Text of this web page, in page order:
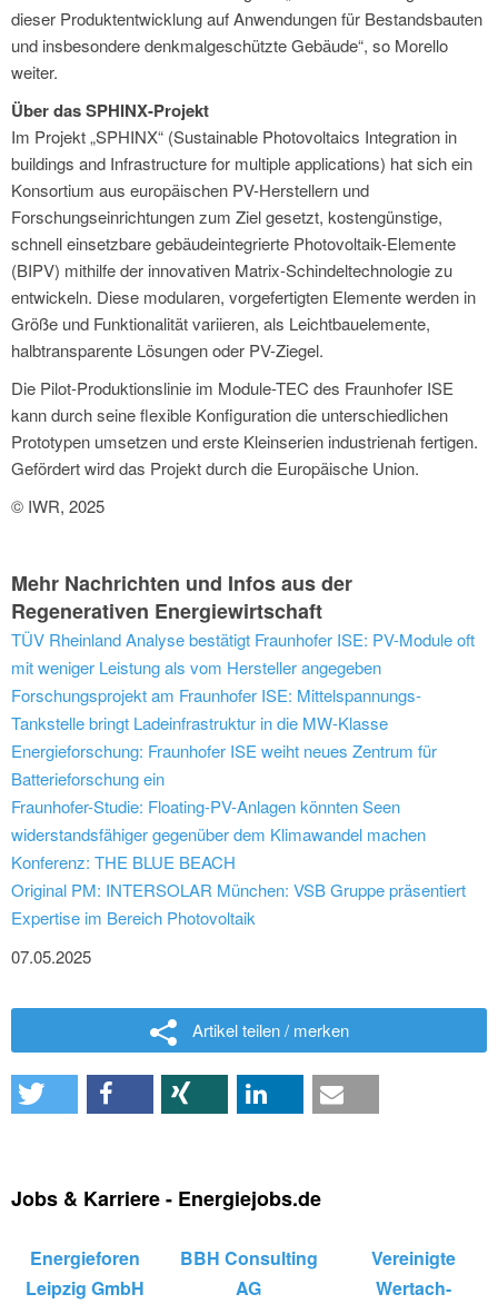
dieser Produktentwicklung auf Anwendungen für Bestandsbauten
und insbesondere denkmalgeschützte Gebäude“, so Morello
weiter.
Über das SPHINX-Projekt
Im Projekt „SPHINX“ (Sustainable Photovoltaics Integration in
buildings and Infrastructure for multiple applications) hat sich ein
Konsortium aus europäischen PV-Herstellern und
Forschungseinrichtungen zum Ziel gesetzt, kostengünstige,
schnell einsetzbare gebäudeintegrierte Photovoltaik-Elemente
(BIPV) mithilfe der innovativen Matrix-Schindeltechnologie zu
entwickeln. Diese modularen, vorgefertigten Elemente werden in
Größe und Funktionalität variieren, als Leichtbauelemente,
halbtransparente Lösungen oder PV-Ziegel.
Die Pilot-Produktionslinie im Module-TEC des Fraunhofer ISE
kann durch seine flexible Konfiguration die unterschiedlichen
Prototypen umsetzen und erste Kleinserien industrienah fertigen.
Gefördert wird das Projekt durch die Europäische Union.
© IWR, 2025
Mehr Nachrichten und Infos aus der
Regenerativen Energiewirtschaft
TÜV Rheinland Analyse bestätigt Fraunhofer ISE: PV-Module oft
mit weniger Leistung als vom Hersteller angegeben
Forschungsprojekt am Fraunhofer ISE: Mittelspannungs-
Tankstelle bringt Ladeinfrastruktur in die MW-Klasse
Energieforschung: Fraunhofer ISE weiht neues Zentrum für
Batterieforschung ein
Fraunhofer-Studie: Floating-PV-Anlagen könnten Seen
widerstandsfähiger gegenüber dem Klimawandel machen
Konferenz: THE BLUE BEACH
Original PM: INTERSOLAR München: VSB Gruppe präsentiert
Expertise im Bereich Photovoltaik
07.05.2025
Artikel teilen / merken
Jobs & Karriere - Energiejobs.de
Energieforen
Leipzig GmbH
BBH Consulting
AG
Vereinigte
Wertach-